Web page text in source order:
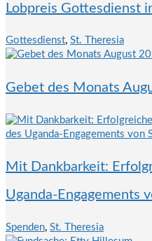
Lobpreis Gottesdienst
Gottesdienst, St. Theresia
Gebet des Monats
Mit Dankbarkeit:
Uganda-Engagements
Spenden, St. Theresia